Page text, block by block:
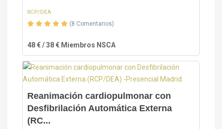
RCP/DEA
(8 Comentarios)
48 € / 38 € Miembros NSCA
Reanimación cardiopulmonar con
Desfibrilación Automática Externa
(RC...